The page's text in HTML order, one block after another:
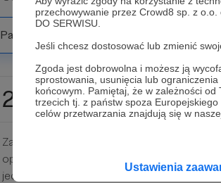
przechowywanie przez Crowd8 sp. z
DO SERWISU.
Jeśli chcesz dostosować lub zmienić
Zgoda jest dobrowolna i możesz ją
sprostowania, usunięcia lub
końcowym. Pamiętaj, że w zależności
trzecich tj. z państw spoza
celów przetwarzania znajdują się w
Ustawienia
Patroni: 9
25 zł miesięcznie
Za taki wkład w działanie Skarbów należy
oprócz wspomnianego czeskiego
jeden większy materiał tłumaczony z języka